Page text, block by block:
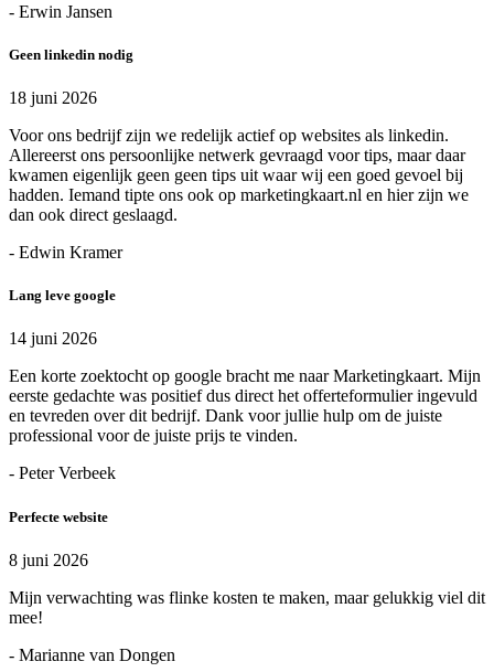
- Erwin Jansen
Geen linkedin nodig
18 juni 2026
Voor ons bedrijf zijn we redelijk actief op websites als linkedin.
Allereerst ons persoonlijke netwerk gevraagd voor tips, maar daar
kwamen eigenlijk geen geen tips uit waar wij een goed gevoel bij
hadden. Iemand tipte ons ook op marketingkaart.nl en hier zijn we
dan ook direct geslaagd.
- Edwin Kramer
Lang leve google
14 juni 2026
Een korte zoektocht op google bracht me naar Marketingkaart. Mijn
eerste gedachte was positief dus direct het offerteformulier ingevuld
en tevreden over dit bedrijf. Dank voor jullie hulp om de juiste
professional voor de juiste prijs te vinden.
- Peter Verbeek
Perfecte website
8 juni 2026
Mijn verwachting was flinke kosten te maken, maar gelukkig viel dit
mee!
- Marianne van Dongen